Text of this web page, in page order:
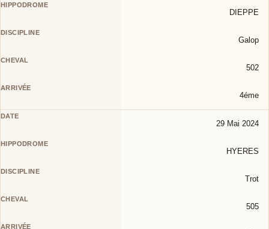
DIEPPE
Galop
502
4éme
29 Mai 2024
HYERES
Trot
505